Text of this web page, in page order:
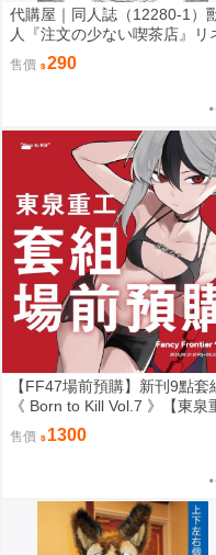
代購屋｜同人誌（12280-1）
人『注文の少ない喫茶店』リ
ン リネンドレッシング
售價 290
【FF47場前預購】新刊9點套
《 Born to Kill Vol.7 》【東泉
工】[ 蔚藍檔案 ブルアカ / 鬼方
世子 カヨコ ]
售價 1300